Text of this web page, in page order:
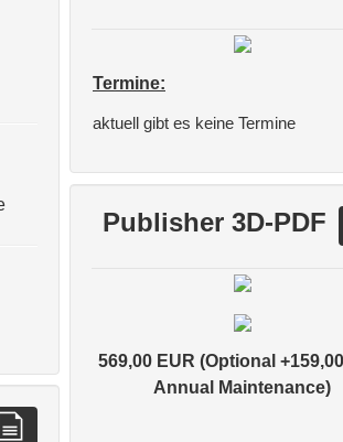
Termine:
aktuell gibt es keine Termine
Publisher 3D-PDF
569,00 EUR (Optional
Annual Maintenance)